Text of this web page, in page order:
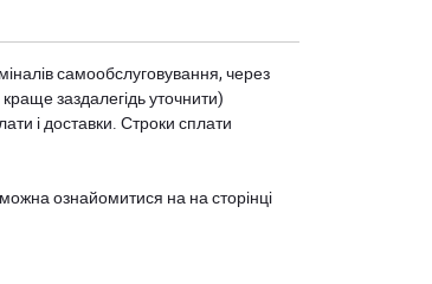
самообслуговування, через
заздалегідь уточнити)
і доставки. Строки сплати
можна ознайомитися на на сторінці